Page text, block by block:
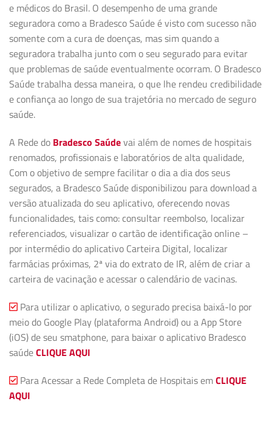
e médicos do Brasil. O desempenho de uma grande
seguradora como a Bradesco Saúde é visto com sucesso não
somente com a cura de doenças, mas sim quando a
seguradora trabalha junto com o seu segurado para evitar
que problemas de saúde eventualmente ocorram. O Bradesco
Saúde trabalha dessa maneira, o que lhe rendeu credibilidade
e confiança ao longo de sua trajetória no mercado de seguro
saúde.
A Rede do Bradesco Saúdevai além de nomes de hospitais
renomados, profissionais e laboratórios de alta qualidade,
Com o objetivo de sempre facilitar o dia a dia dos seus
segurados, a Bradesco Saúde disponibilizou para download a
versão atualizada do seu aplicativo, oferecendo novas
funcionalidades, tais como: consultar reembolso, localizar
referenciados, visualizar o cartão de identificação online –
por intermédio do aplicativo Carteira Digital, localizar
farmácias próximas, 2ª via do extrato de IR, além de criar a
carteira de vacinação e acessar o calendário de vacinas.
Para utilizar o aplicativo, o segurado precisa baixá-lo por
meio do Google Play (plataforma Android) ou a App Store
(iOS) de seu smatphone, para baixar o aplicativo Bradesco
saúdeCLIQUE AQUI
Para Acessar a Rede Completa de Hospitais emCLIQUE
AQUI